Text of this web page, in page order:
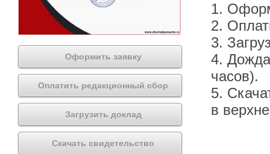
Оформить заявку
Оплатить редакционный сбор
Загрузить доклад
Скачать свидетельство
1.
2.
3.
4.
часов).
5.
в